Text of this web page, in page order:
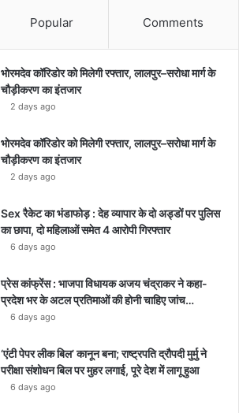
Popular Comments
भोरमदेव कॉरिडोर को मिलेगी रफ्तार, लालपुर–सरोधा मार्ग के
चौड़ीकरण का इंतजार
2 days ago
भोरमदेव कॉरिडोर को मिलेगी रफ्तार, लालपुर–सरोधा मार्ग के
चौड़ीकरण का इंतजार
2 days ago
Sex रैकेट का भंडाफोड़ : देह व्यापार के दो अड्डों पर पुलिस
का छापा, दो महिलाओं समेत 4 आरोपी गिरफ्तार
6 days ago
प्रेस कांफ्रेंस : भाजपा विधायक अजय चंद्राकर ने कहा-
प्रदेश भर के अटल प्रतिमाओं की होनी चाहिए जांच…
6 days ago
‘एंटी पेपर लीक बिल’ कानून बना; राष्ट्रपति द्रौपदी मुर्मु ने
परीक्षा संशोधन बिल पर मुहर लगाई, पूरे देश में लागू हुआ
6 days ago